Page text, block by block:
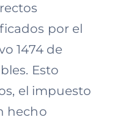
por el
1474 de
Esto
el impuesto
hecho